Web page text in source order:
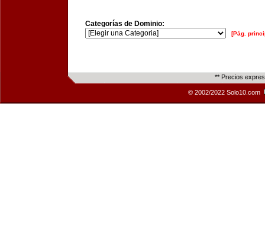
Categorías de Dominio:
[Pág.
** Precios
© 2002/2022 Solo10.com